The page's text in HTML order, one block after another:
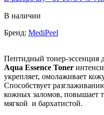
В наличии
Бренд: MediPeel
Пептидный тонер-эссенция
Aqua Essence Toner
укрепляет, омолаживает
Способствует
кожных заломов, повышает
мягкой и бархатистой.